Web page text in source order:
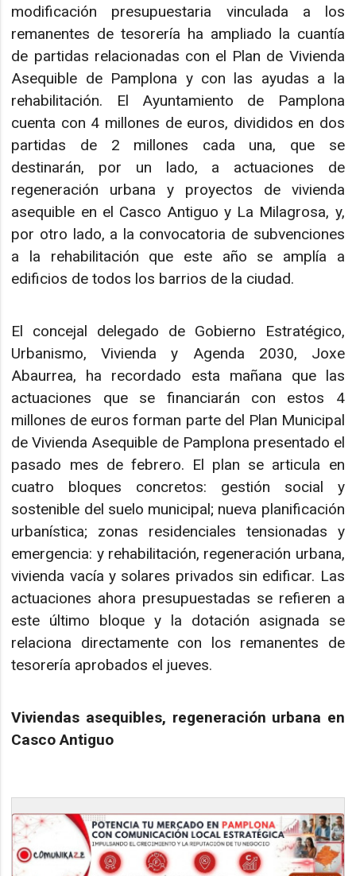
modificación presupuestaria vinculada a los
remanentes de tesorería ha ampliado la cuantía
de partidas relacionadas con el Plan de Vivienda
Asequible de Pamplona y con las ayudas a la
rehabilitación. El Ayuntamiento de Pamplona
cuenta con 4 millones de euros, divididos en dos
partidas de 2 millones cada una, que se
destinarán, por un lado, a actuaciones de
regeneración urbana y proyectos de vivienda
asequible en el Casco Antiguo y La Milagrosa, y,
por otro lado, a la convocatoria de subvenciones
a la rehabilitación que este año se amplía a
edificios de todos los barrios de la ciudad.
El concejal delegado de Gobierno Estratégico,
Urbanismo, Vivienda y Agenda 2030, Joxe
Abaurrea, ha recordado esta mañana que las
actuaciones que se financiarán con estos 4
millones de euros forman parte del Plan Municipal
de Vivienda Asequible de Pamplona presentado el
pasado mes de febrero. El plan se articula en
cuatro bloques concretos: gestión social y
sostenible del suelo municipal; nueva planificación
urbanística; zonas residenciales tensionadas y
emergencia: y rehabilitación, regeneración urbana,
vivienda vacía y solares privados sin edificar. Las
actuaciones ahora presupuestadas se refieren a
este último bloque y la dotación asignada se
relaciona directamente con los remanentes de
tesorería aprobados el jueves.
Viviendas asequibles, regeneración urbana en
Casco Antiguo